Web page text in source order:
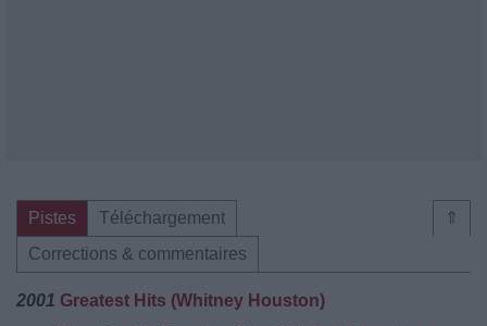
⇑
Pistes
Téléchargement
Corrections & commentaires
2001 Greatest Hits (Whitney Houston)